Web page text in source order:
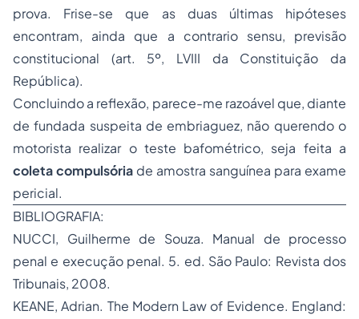
prova. Frise-se que as duas últimas hipóteses
encontram, ainda que a contrario sensu, previsão
constitucional (art. 5º, LVIII da Constituição da
República).
Concluindo a reflexão, parece-me razoável que, diante
de fundada suspeita de embriaguez, não querendo o
motorista realizar o teste bafométrico, seja feita a
coleta compulsória de amostra sanguínea para exame
pericial.
BIBLIOGRAFIA:
NUCCI, Guilherme de Souza. Manual de processo
penal e execução penal. 5. ed. São Paulo: Revista dos
Tribunais, 2008.
KEANE, Adrian. The Modern Law of Evidence. England: